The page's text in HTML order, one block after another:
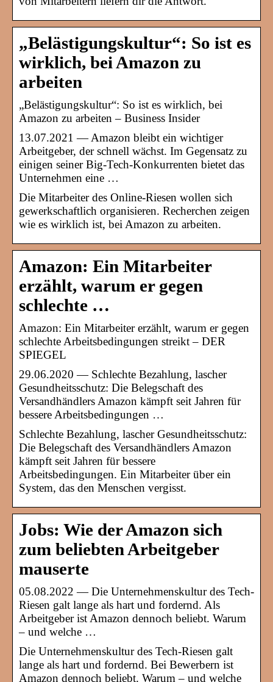
„Belästigungskultur“: So ist es
wirklich, bei Amazon zu
arbeiten
„Belästigungskultur“: So ist es wirklich, bei
Amazon zu arbeiten – Business Insider
13.07.2021 — Amazon bleibt ein wichtiger
Arbeitgeber, der schnell wächst. Im Gegensatz zu
einigen seiner Big-Tech-Konkurrenten bietet das
Unternehmen eine …
Die Mitarbeiter des Online-Riesen wollen sich
gewerkschaftlich organisieren. Recherchen zeigen
wie es wirklich ist, bei Amazon zu arbeiten.
Amazon: Ein Mitarbeiter
erzählt, warum er gegen
schlechte …
Amazon: Ein Mitarbeiter erzählt, warum er gegen
schlechte Arbeitsbedingungen streikt – DER
SPIEGEL
29.06.2020 — Schlechte Bezahlung, lascher
Gesundheitsschutz: Die Belegschaft des
Versandhändlers Amazon kämpft seit Jahren für
bessere Arbeitsbedingungen …
Schlechte Bezahlung, lascher Gesundheitsschutz:
Die Belegschaft des Versandhändlers Amazon
kämpft seit Jahren für bessere
Arbeitsbedingungen. Ein Mitarbeiter über ein
System, das den Menschen vergisst.
Jobs: Wie der Amazon sich
zum beliebten Arbeitgeber
mauserte
05.08.2022 — Die Unternehmenskultur des Tech-
Riesen galt lange als hart und fordernd. Als
Arbeitgeber ist Amazon dennoch beliebt. Warum
– und welche …
Die Unternehmenskultur des Tech-Riesen galt
lange als hart und fordernd. Bei Bewerbern ist
Amazon dennoch beliebt. Warum – und welche